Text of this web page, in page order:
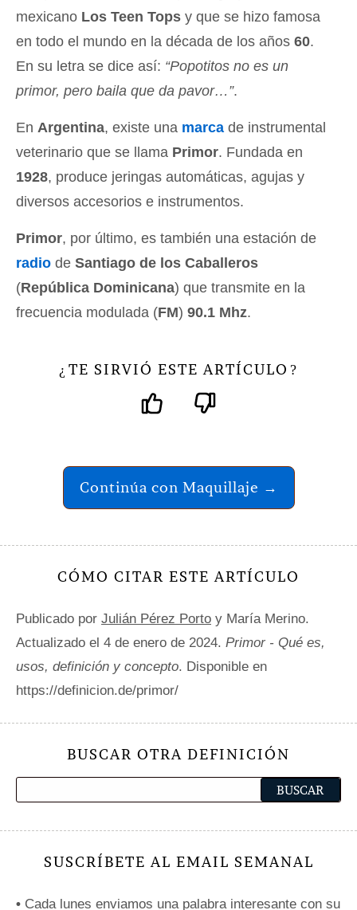
mexicano Los Teen Tops y que se hizo famosa
en todo el mundo en la década de los años 60.
En su letra se dice así: “Popotitos no es un
primor, pero baila que da pavor…”.
En Argentina, existe una marca de instrumental
veterinario que se llama Primor. Fundada en
1928, produce jeringas automáticas, agujas y
diversos accesorios e instrumentos.
Primor, por último, es también una estación de
radio de Santiago de los Caballeros
(República Dominicana) que transmite en la
frecuencia modulada (FM) 90.1 Mhz.
¿ TE SIRVIÓ ESTE ARTÍCULO ?
Continúa con Maquillaje →
CÓMO CITAR ESTE ARTÍCULO
Publicado por Julián Pérez Porto y María Merino.
Actualizado el 4 de enero de 2024. Primor - Qué es,
usos, definición y concepto. Disponible en
https://definicion.de/primor/
BUSCAR OTRA DEFINICIÓN
SUSCRÍBETE AL EMAIL SEMANAL
• Cada lunes enviamos una palabra interesante con su